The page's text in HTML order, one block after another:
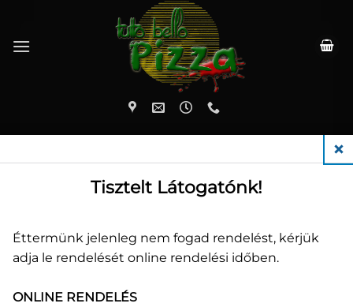
content
KEZDŐLAP / SALÁTÁK
Tisztelt Látogatónk!
Éttermünk jelenleg nem fogad rendelést, kérjük
adja le rendelését online rendelési időben.
ONLINE RENDELÉS